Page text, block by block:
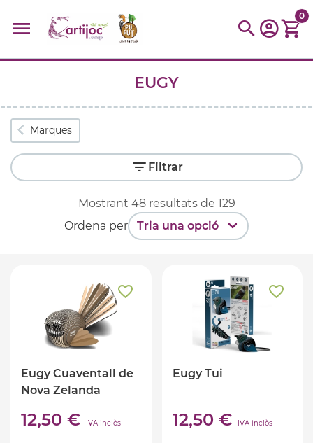
disfressa trencaclosques baldufa
cotxe
camio
parquing
0
EUGY
Marques
Filtrar
Mostrant 48resultats de 129
Ordena per
Eugy Cuaventall de
Nova Zelanda
12,50 € IVA inclòs
Eugy Tui
12,50 € IVA inclòs